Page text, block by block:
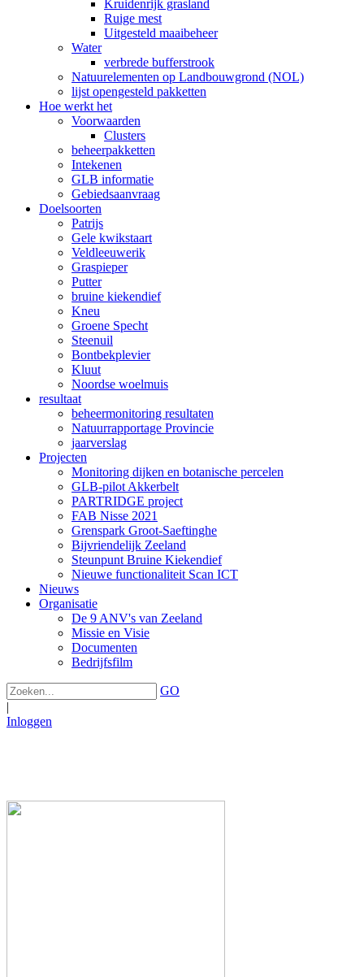
Kruidenrijk grasland
Ruige mest
Uitgesteld maaibeheer
Water
verbrede bufferstrook
Natuurelementen op Landbouwgrond (NOL)
lijst opengesteld pakketten
Hoe werkt het
Voorwaarden
Clusters
beheerpakketten
Intekenen
GLB informatie
Gebiedsaanvraag
Doelsoorten
Patrijs
Gele kwikstaart
Veldleeuwerik
Graspieper
Putter
bruine kiekendief
Kneu
Groene Specht
Steenuil
Bontbekplevier
Kluut
Noordse woelmuis
resultaat
beheermonitoring resultaten
Natuurrapportage Provincie
jaarverslag
Projecten
Monitoring dijken en botanische percelen
GLB-pilot Akkerbelt
PARTRIDGE project
FAB Nisse 2021
Grenspark Groot-Saeftinghe
Bijvriendelijk Zeeland
Steunpunt Bruine Kiekendief
Nieuwe functionaliteit Scan ICT
Nieuws
Organisatie
De 9 ANV's van Zeeland
Missie en Visie
Documenten
Bedrijfsfilm
GO
|
Inloggen